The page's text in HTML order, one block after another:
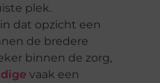
plek.
dat opzicht een
de bredere
binnen de zorg,
vaak een